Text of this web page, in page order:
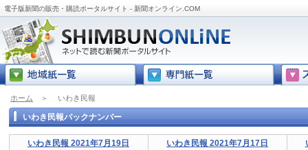
電子版新聞の販売・購読ポータルサイト - 新聞オンライン.COM
ホーム ＞ いわき民報
いわき民報バックナンバー
いわき民報 2021年7月19日 いわき民報 2021年7月17日